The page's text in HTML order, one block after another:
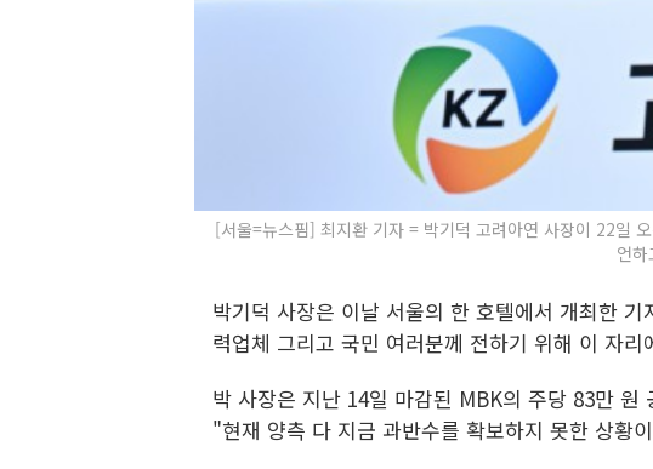
[서울=뉴스핌] 최지환 기자 = 박기덕 고려아연 사장이 22일
언
박기덕 사장은 이날 서울의 한 호텔에서 개최한
력업체 그리고 국민 여러분께 전하기 위해 이 자
박 사장은 지난 14일 마감된 MBK의 주당 83만
"현재 양측 다 지금 과반수를 확보하지 못한 상황